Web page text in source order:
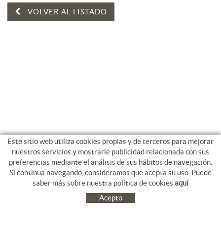
VOLVER AL LISTADO
Este sitio web utiliza cookies propias y de terceros para mejorar
nuestros servicios y mostrarle publicidad relacionada con sus
preferencias mediante el análisis de sus hábitos de navegación.
Si continua navegando, consideramos que acepta su uso. Puede
saber más sobre nuestra política de cookies aquí
Acepto